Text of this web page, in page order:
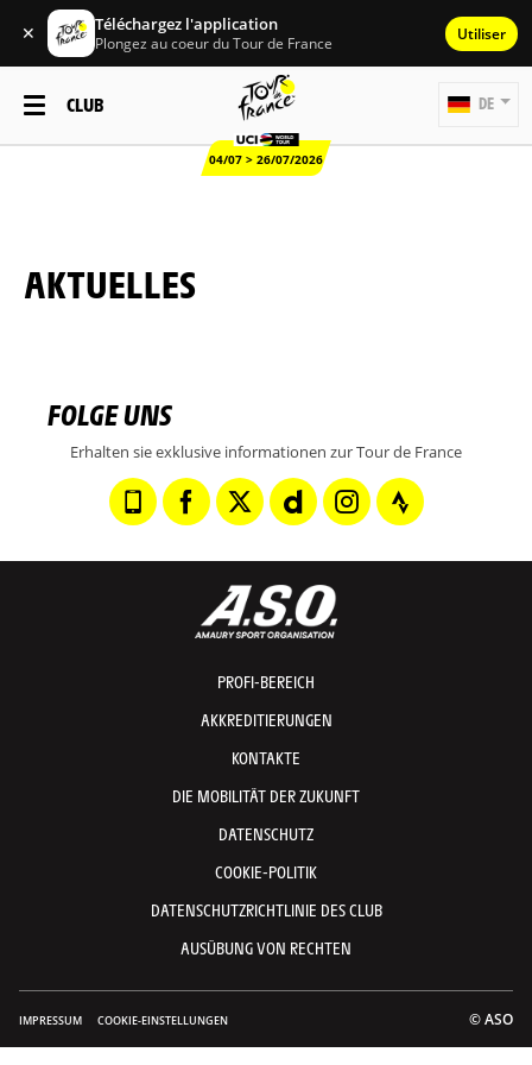
✕ Téléchargez l'application
Plongez au coeur du Tour de France Utiliser
CLUB
04/07 > 26/07/2026
DE
AKTUELLES
FOLGE UNS
Erhalten sie exklusive informationen zur Tour de France
PROFI-BEREICH
AKKREDITIERUNGEN
KONTAKTE
DIE MOBILITÄT DER ZUKUNFT
DATENSCHUTZ
COOKIE-POLITIK
DATENSCHUTZRICHTLINIE DES CLUB
AUSÜBUNG VON RECHTEN
IMPRESSUM COOKIE-EINSTELLUNGEN © ASO